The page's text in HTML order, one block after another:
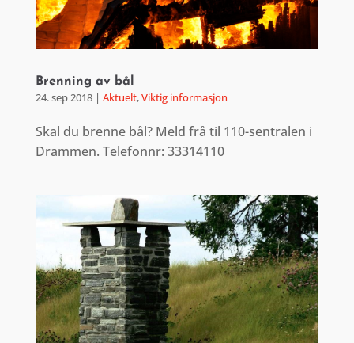
Brenning av bål
24. sep 2018| Aktuelt,Viktig informasjon
Skal du brenne bål? Meld frå til 110-sentralen i
Drammen. Telefonnr: 33314110